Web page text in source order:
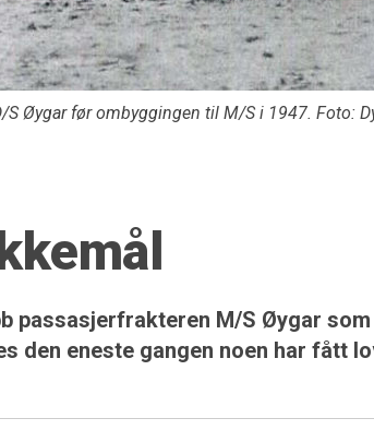
S Øygar før ombyggingen til M/S i 1947. Foto:
passasjerfrakteren M/S Øygar som
den eneste gangen noen har fått